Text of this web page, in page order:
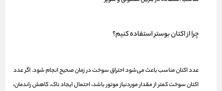
چرا از اکتان بوستر استفاده کنیم؟
عدد اکتان مناسب باعث می‌شود احتراق سوخت در زمان صحیح انجام شود. اگر عدد
اکتان سوخت کمتر از مقدار موردنیاز موتور باشد، احتمال ایجاد ناک، کاهش راندمان،